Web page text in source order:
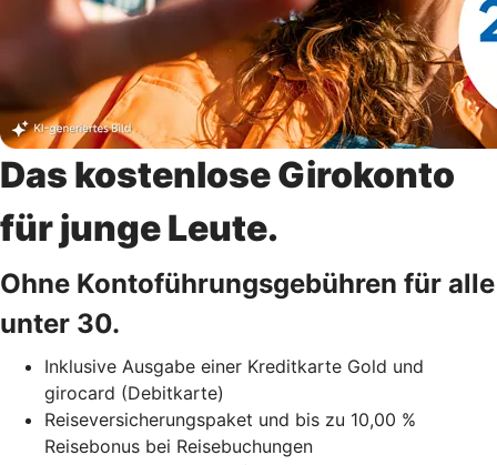
Das kostenlose Girokonto
für junge Leute.
Ohne Kontoführungsgebühren für alle
unter 30.
Inklusive Ausgabe einer Kreditkarte Gold und
girocard (Debitkarte)
Reiseversicherungspaket und bis zu 10,00 %
Reisebonus bei Reisebuchungen